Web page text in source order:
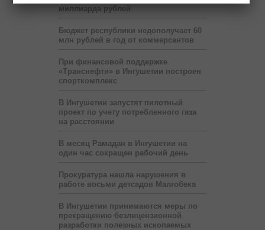
миллиарда рублей
Бюджет республики недополучает 60
млн рублей в год от коммерсантов
При финансовой поддержке
«Транснефти» в Ингушетии построен
спорткомплекс
В Ингушетии запустят пилотный
проект по учету потребленного газа
на расстоянии
В месяц Рамадан в Ингушетии на
один час сокращен рабочий день
Прокуратура нашла нарушения в
работе восьми детсадов Малгобека
В Ингушетии принимаются меры по
прекращению безлицензионной
разработки полезных ископаемых